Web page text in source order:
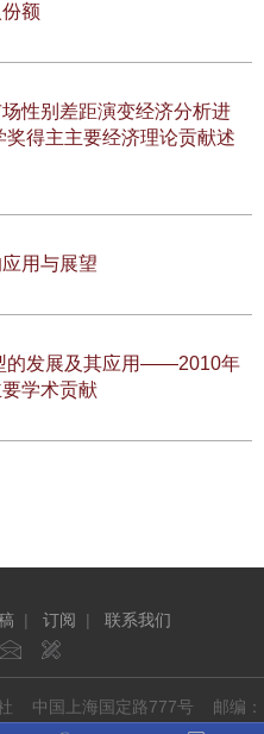
额
性别差距演变经济分析进
得主主要经济理论贡献述
用与展望
的发展及其应用——2010年
学术贡献
| 订阅 | 联系我们
中国上海国定路777号 邮编：